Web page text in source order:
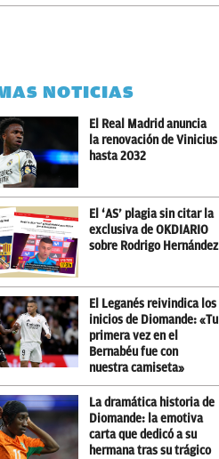
NOTICIAS
El Real Madrid anuncia
la renovación de Vinicius
hasta 2032
El ‘AS’ plagia sin citar la
exclusiva de OKDIARIO
sobre Rodrigo Hernández
El Leganés reivindica los
inicios de Diomande: «Tu
primera vez en el
Bernabéu fue con
nuestra camiseta»
La dramática historia de
Diomande: la emotiva
carta que dedicó a su
hermana tras su trágico